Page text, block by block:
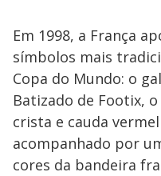
Em 1998, a França
símbolos mais
Copa do Mundo: o
Batizado de Footix,
crista e cauda
acompanhado por
cores da bandeira